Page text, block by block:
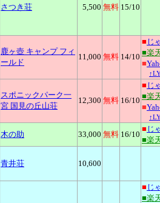
さつき荘 5,500 無料 15/10
鹿ヶ壺 キャンプ フィ
ールド
11,000 無料 14/10
■ じ
■楽
■
スポニックパーク一
宮 国見の丘山荘
12,300 無料 16/10
■ じ
■楽
■
木の助 33,000 無料 16/10
■ じ
■楽
青井荘 10,600
■ じ
■楽